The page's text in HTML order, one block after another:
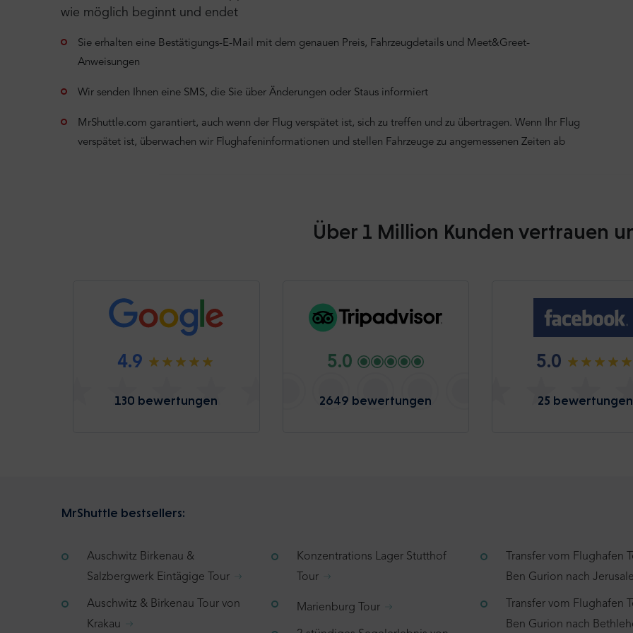
wie möglich beginnt und endet
Sie erhalten eine Bestätigungs-E-Mail mit dem genauen Preis, Fahrzeugdetails und Meet&Greet-
Anweisungen
Wir senden Ihnen eine SMS, die Sie über Änderungen oder Staus informiert
MrShuttle.com garantiert, auch wenn der Flug verspätet ist, sich zu treffen und zu übertragen. Wenn Ihr Flug
verspätet ist, überwachen wir Flughafeninformationen und stellen Fahrzeuge zu angemessenen Zeiten ab
Über 1 Million Kunden vertrauen
4.9
130 bewertungen
5.0
2649 bewertungen
5.0
25 bewertungen
MrShuttle bestsellers:
Auschwitz Birkenau &
Salzbergwerk Eintägige Tour
Auschwitz & Birkenau Tour von
Krakau
Konzentrations Lager Stutthof
Tour
Marienburg Tour
Transfer vom Flughafen
Ben Gurion nach
Transfer vom Flughafen
Ben Gurion nach